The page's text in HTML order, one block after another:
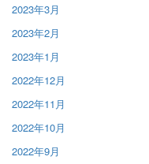
2023年3月
2023年2月
2023年1月
2022年12月
2022年11月
2022年10月
2022年9月